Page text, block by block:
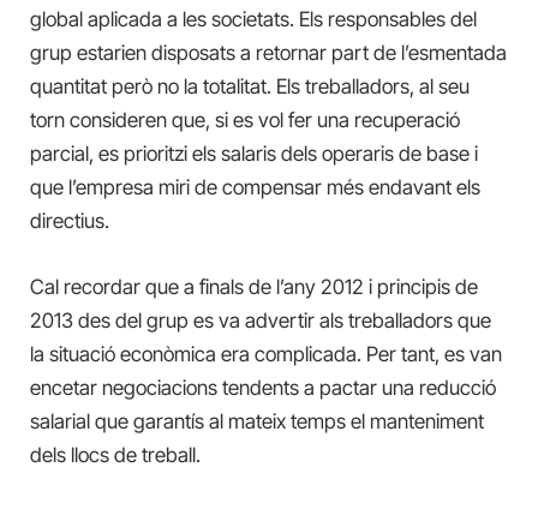
global aplicada a les societats. Els responsables del
grup estarien disposats a retornar part de l’esmentada
quantitat però no la totalitat. Els treballadors, al seu
torn consideren que, si es vol fer una recuperació
parcial, es prioritzi els salaris dels operaris de base i
que l’empresa miri de compensar més endavant els
directius.
Cal recordar que a finals de l’any 2012 i principis de
2013 des del grup es va advertir als treballadors que
la situació econòmica era complicada. Per tant, es van
encetar negociacions tendents a pactar una reducció
salarial que garantís al mateix temps el manteniment
dels llocs de treball.